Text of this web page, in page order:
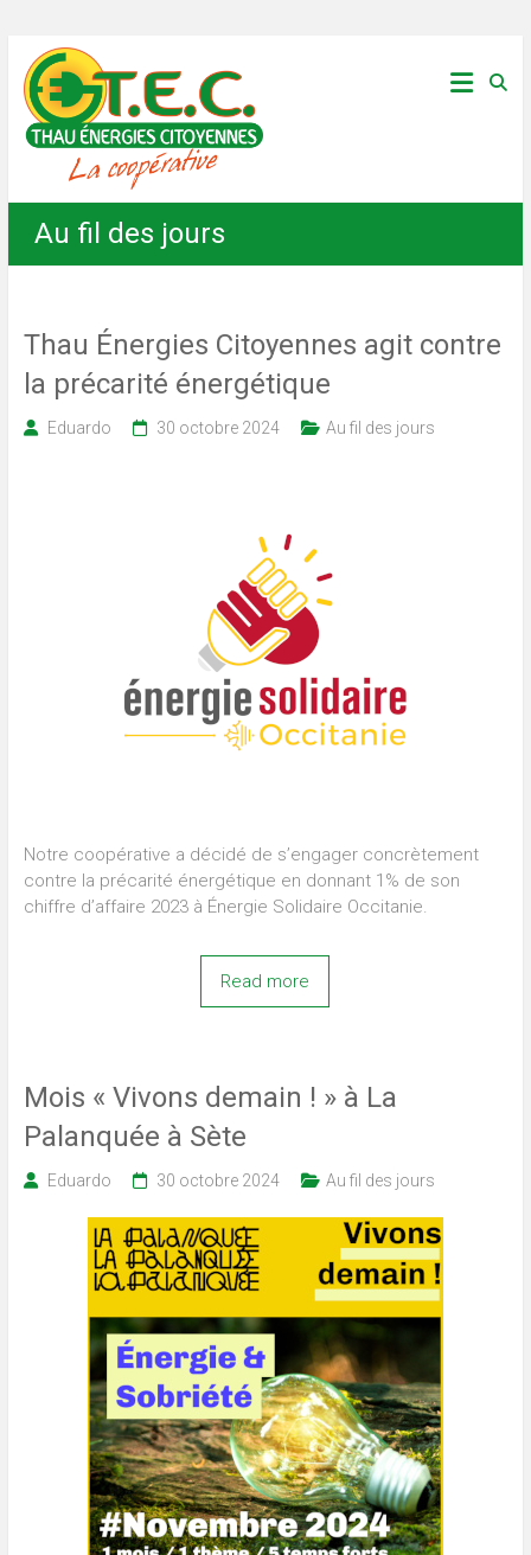
content
Thau
Énergies
Citoyennes
Au fil des jours
Thau Énergies Citoyennes agit contre
la précarité énergétique
Eduardo 30 octobre 2024 Au fil des jours
Notre coopérative a décidé de s’engager concrètement
contre la précarité énergétique en donnant 1% de son
chiffre d’affaire 2023 à Énergie Solidaire Occitanie.
Read more
Mois « Vivons demain ! » à La
Palanquée à Sète
Eduardo 30 octobre 2024 Au fil des jours